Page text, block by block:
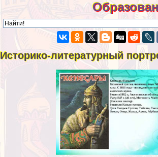
Историко-литературный